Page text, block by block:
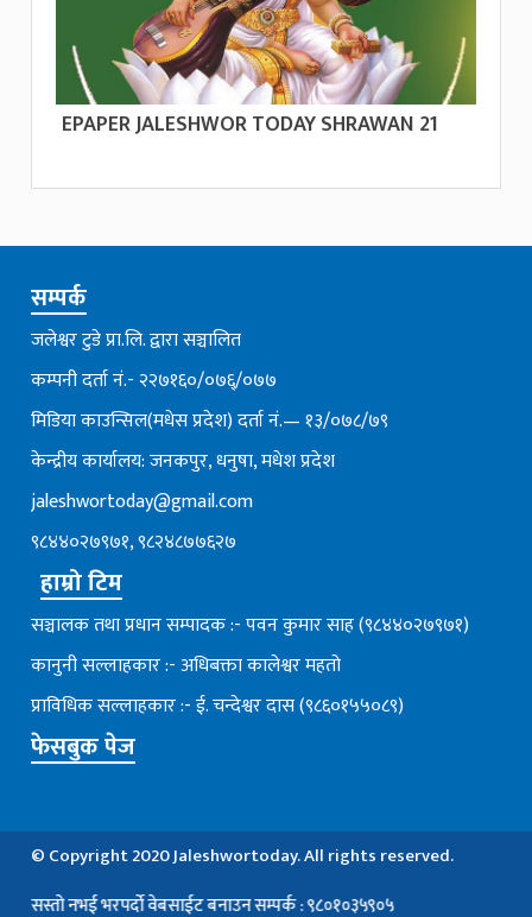
EPAPER JALESHWOR TODAY SHRAWAN 21
सम्पर्क
जलेश्वर टुडे प्रा.लि. द्वारा सञ्चालित
कम्पनी दर्ता नं.- २२७१६०/०७६्/०७७
मिडिया काउन्सिल(मधेस प्रदेश) दर्ता नं.— १३/०७८/७९
केन्द्रीय कार्यालय: जनकपुर, धनुषा, मधेश प्रदेश
jaleshwortoday@gmail.com
९८४४०२७९७१, ९८२४८७७६२७
हाम्रो टिम
सञ्चालक तथा प्रधान सम्पादक :- पवन कुमार साह (९८४४०२७९७१)
कानुनी सल्लाहकार :- अधिबक्ता कालेश्वर महतो
प्राविधिक सल्लाहकार :- ई. चन्देश्वर दास (९८६०१५५०८९)
फेसबुक पेज
© Copyright 2020 Jaleshwortoday. All rights reserved.
नभई भरपर्दाे वेबसाईट बनाउन सम्पर्क : ९८०१०३५९०५